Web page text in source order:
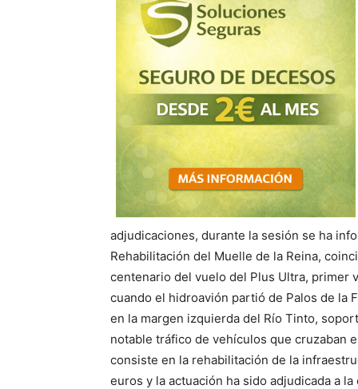
adjudicaciones, durante la sesión se ha
Rehabilitación del Muelle de la Reina,
centenario del vuelo del Plus Ultra, primer
cuando el hidroavión partió de Palos de la
en la margen izquierda del Río Tinto,
notable tráfico de vehículos que cruzaban
consiste en la rehabilitación de la
euros y la actuación ha sido adjudicada a